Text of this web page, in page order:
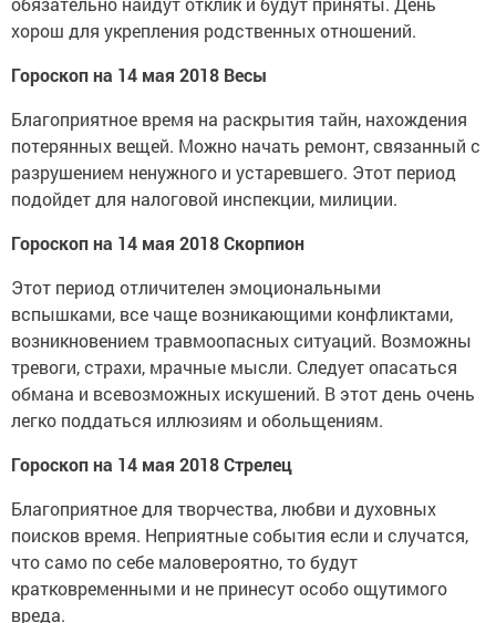
хорош для укрепления родственных отношений.
Гороскоп на 14 мая 2018 Весы
Благоприятное время на раскрытия тайн, нахождения
потерянных вещей. Можно начать ремонт, связанный с
разрушением ненужного и устаревшего. Этот период
подойдет для налоговой инспекции, милиции.
Гороскоп на 14 мая 2018 Скорпион
Этот период отличителен эмоциональными
вспышками, все чаще возникающими конфликтами,
возникновением травмоопасных ситуаций. Возможны
тревоги, страхи, мрачные мысли. Следует опасаться
обмана и всевозможных искушений. В этот день очень
легко поддаться иллюзиям и обольщениям.
Гороскоп на 14 мая 2018 Стрелец
Благоприятное для творчества, любви и духовных
поисков время. Неприятные события если и случатся,
что само по себе маловероятно, то будут
кратковременными и не принесут особо ощутимого
вреда.